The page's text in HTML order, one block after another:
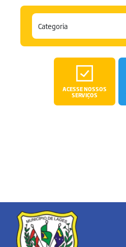
ACESSE NOSSOS
SERVIÇOS